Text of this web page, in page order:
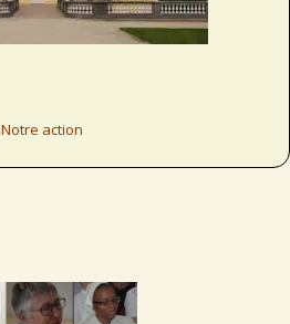
Notre action